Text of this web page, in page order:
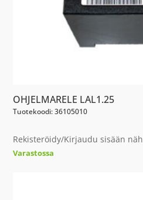
OHJELMARELE LAL1.25
Tuotekoodi: 36105010
Rekisteröidy/Kirjaudu sisään
Varastossa